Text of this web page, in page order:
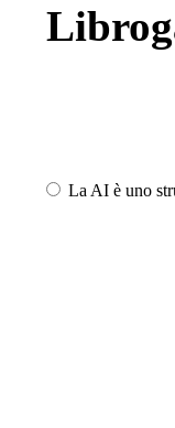
La AI è uno